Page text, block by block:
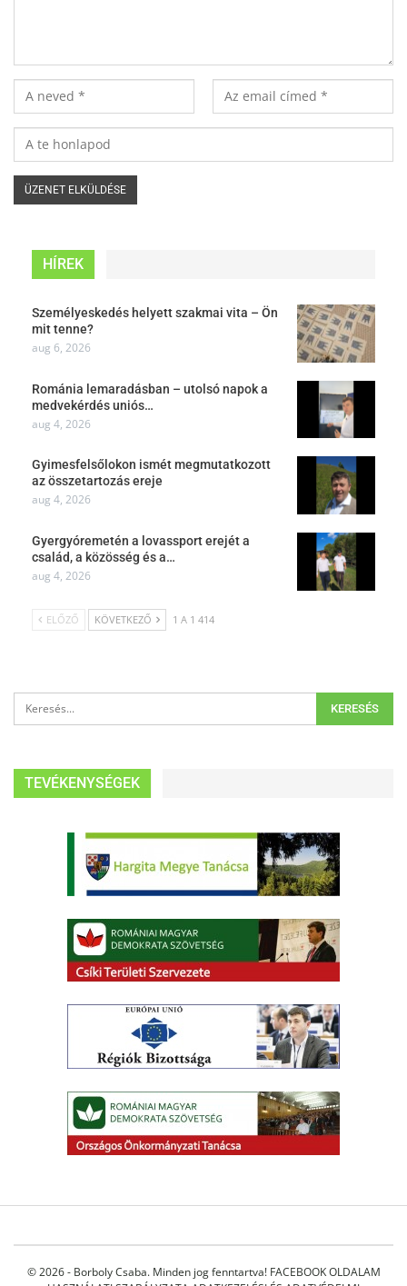
HÍREK
Személyeskedés helyett szakmai vita – Ön
mit tenne?
aug 6, 2026
Románia lemaradásban – utolsó napok a
medvekérdés uniós…
aug 4, 2026
Gyimesfelsőlokon ismét megmutatkozott
az összetartozás ereje
aug 4, 2026
Gyergyóremetén a lovassport erejét a
család, a közösség és a…
aug 4, 2026
ELŐZŐ KÖVETKEZŐ 1 A 1 414
TEVÉKENYSÉGEK
© 2026 - Borboly Csaba. Minden jog fenntartva! FACEBOOK OLDALAM